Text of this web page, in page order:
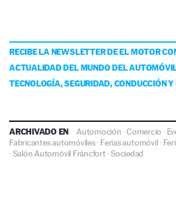
RECIBE LA NEWSLETTER DE EL MOTOR
ACTUALIDAD DEL MUNDO DEL
TECNOLOGÍA, SEGURIDAD, CONDUCCIÓN
ARCHIVADO EN Automoción ·Comercio ·
Fabricantes automóviles· Ferias automóvil·
·Salón Automóvil Fráncfort·Sociedad